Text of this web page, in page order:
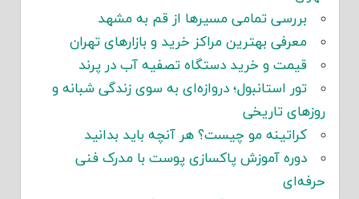
بررسی تمامی مسیرها از قم به مشهد
معرفی بهترین مراکز خرید و بازارهای تهران
قیمت و خرید دستگاه تصفیه آب در پرند
تور استانبول؛ دروازه‌ای به سوی زندگی شبانه و
روزهای تاریخی
کراتینه مو چیست؟ هر آنچه باید بدانید
دوره آموزش پاکسازی پوست با مدرک فنی
حرفه‌ای